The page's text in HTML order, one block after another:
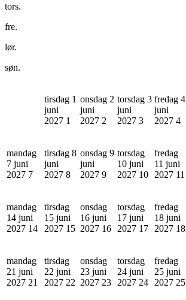
tors.
fre.
lør.
søn.
tirsdag 1
juni
2027 1
onsdag 2
juni
2027 2
torsdag 3
juni
2027 3
fredag 4
juni
2027 4
mandag
7 juni
2027 7
tirsdag 8
juni
2027 8
onsdag 9
juni
2027 9
torsdag
10 juni
2027 10
fredag
11 juni
2027 11
mandag
14 juni
2027 14
tirsdag
15 juni
2027 15
onsdag
16 juni
2027 16
torsdag
17 juni
2027 17
fredag
18 juni
2027 18
mandag
21 juni
2027 21
tirsdag
22 juni
2027 22
onsdag
23 juni
2027 23
torsdag
24 juni
2027 24
fredag
25 juni
2027 25